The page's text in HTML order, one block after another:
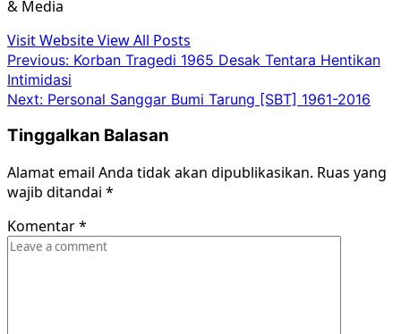
& Media
Visit WebsiteView All Posts
Post
navigation
Previous: Korban Tragedi 1965 Desak Tentara Hentikan
Intimidasi
Next: Personal Sanggar Bumi Tarung [SBT] 1961-2016
Tinggalkan Balasan
Alamat email Anda tidak akan dipublikasikan. Ruas yang
wajib ditandai *
Komentar*